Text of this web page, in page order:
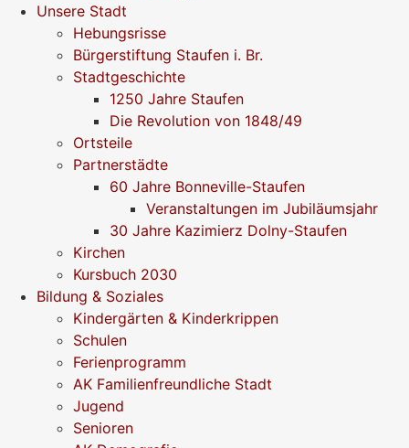
Unsere Stadt
Hebungsrisse
Bürgerstiftung Staufen i. Br.
Stadtgeschichte
1250 Jahre Staufen
Die Revolution von 1848/49
Ortsteile
Partnerstädte
60 Jahre Bonneville-Staufen
Veranstaltungen im Jubiläumsjahr
30 Jahre Kazimierz Dolny-Staufen
Kirchen
Kursbuch 2030
Bildung & Soziales
Kindergärten & Kinderkrippen
Schulen
Ferienprogramm
AK Familienfreundliche Stadt
Jugend
Senioren